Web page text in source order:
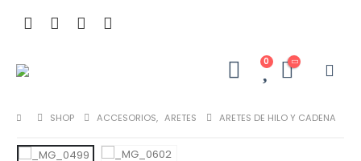
0
SHOP ACCESORIOS, ARETES ARETES DE HILO Y CADENA